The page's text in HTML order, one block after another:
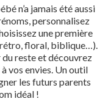
n’a jamais été aussi
personnalisez
une première
floral, biblique…).
du reste et découvrez
vos envies. Un outil
les futurs parents
idéal !